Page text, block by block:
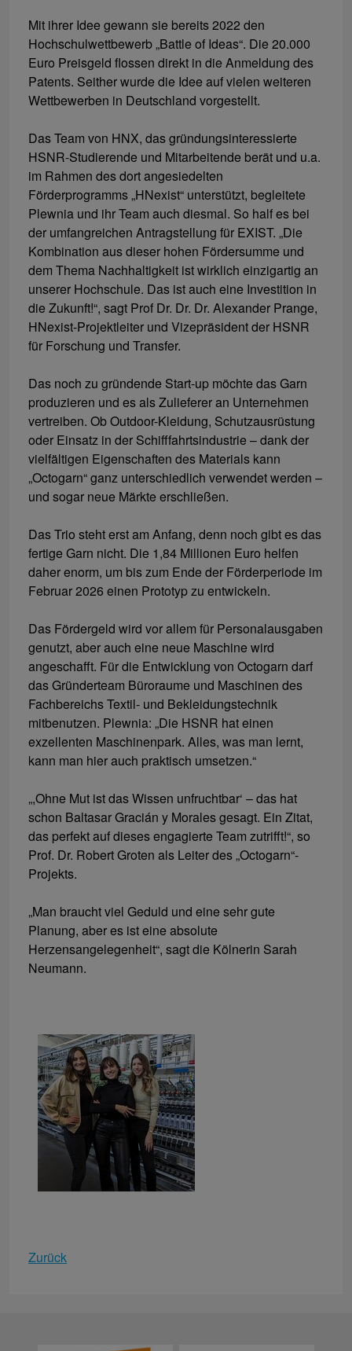
Mit ihrer Idee gewann sie bereits 2022 den
Hochschulwettbewerb „Battle of Ideas“. Die 20.000
Euro Preisgeld flossen direkt in die Anmeldung des
Patents. Seither wurde die Idee auf vielen weiteren
Wettbewerben in Deutschland vorgestellt.
Das Team von HNX, das gründungsinteressierte
HSNR-Studierende und Mitarbeitende berät und u.a.
im Rahmen des dort angesiedelten
Förderprogramms „HNexist“ unterstützt, begleitete
Plewnia und ihr Team auch diesmal. So half es bei
der umfangreichen Antragstellung für EXIST. „Die
Kombination aus dieser hohen Fördersumme und
dem Thema Nachhaltigkeit ist wirklich einzigartig an
unserer Hochschule. Das ist auch eine Investition in
die Zukunft!“, sagt Prof Dr. Dr. Dr. Alexander Prange,
HNexist-Projektleiter und Vizepräsident der HSNR
für Forschung und Transfer.
Das noch zu gründende Start-up möchte das Garn
produzieren und es als Zulieferer an Unternehmen
vertreiben. Ob Outdoor-Kleidung, Schutzausrüstung
oder Einsatz in der Schifffahrtsindustrie – dank der
vielfältigen Eigenschaften des Materials kann
„Octogarn“ ganz unterschiedlich verwendet werden –
und sogar neue Märkte erschließen.
Das Trio steht erst am Anfang, denn noch gibt es das
fertige Garn nicht. Die 1,84 Millionen Euro helfen
daher enorm, um bis zum Ende der Förderperiode im
Februar 2026 einen Prototyp zu entwickeln.
Das Fördergeld wird vor allem für Personalausgaben
genutzt, aber auch eine neue Maschine wird
angeschafft. Für die Entwicklung von Octogarn darf
das Gründerteam Büroraume und Maschinen des
Fachbereichs Textil- und Bekleidungstechnik
mitbenutzen. Plewnia: „Die HSNR hat einen
exzellenten Maschinenpark. Alles, was man lernt,
kann man hier auch praktisch umsetzen.“
„,Ohne Mut ist das Wissen unfruchtbar‘ – das hat
schon Baltasar Gracián y Morales gesagt. Ein Zitat,
das perfekt auf dieses engagierte Team zutrifft!“, so
Prof. Dr. Robert Groten als Leiter des „Octogarn“-
Projekts.
„Man braucht viel Geduld und eine sehr gute
Planung, aber es ist eine absolute
Herzensangelegenheit“, sagt die Kölnerin Sarah
Neumann.
Zurück